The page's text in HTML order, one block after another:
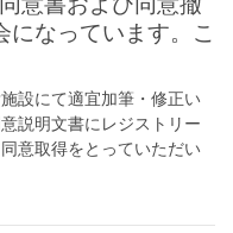
になっています。こ
設にて適宜加筆・修正い
説明文書にレジストリー
意取得をとっていただい